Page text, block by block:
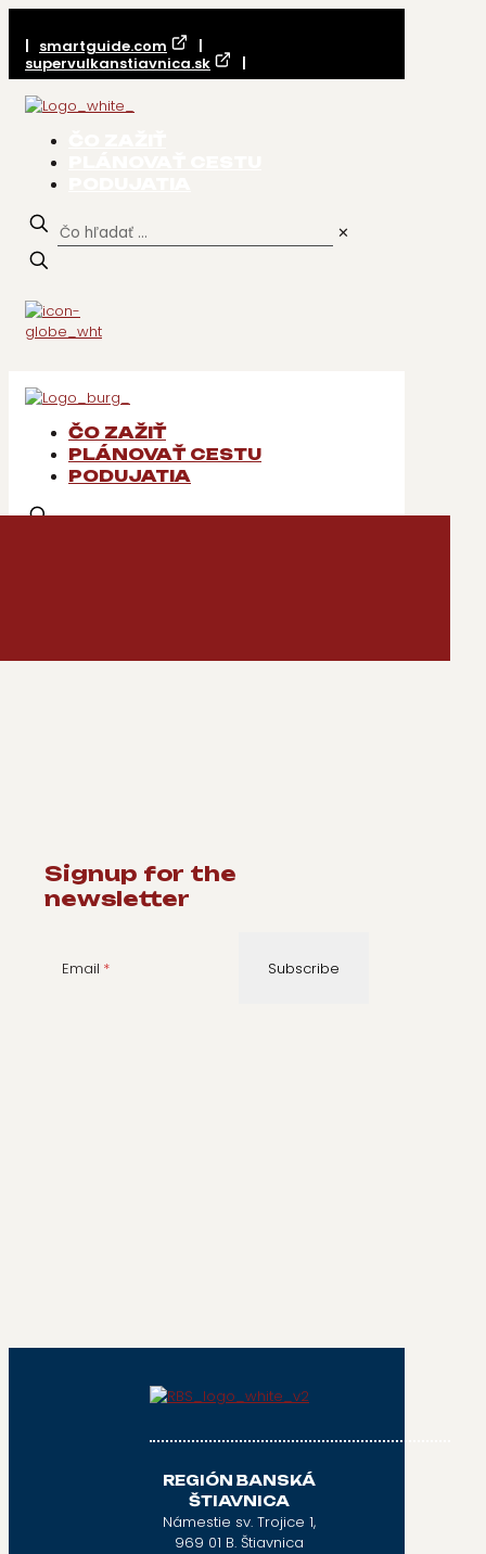
| smartguide.com
|
supervulkanstiavnica.sk
|
✕
ČO ZAŽIŤ
PLÁNOVAŤ CESTU
PODUJATIA
Signup for the
newsletter
Email
REGIÓN BANSKÁ
ŠTIAVNICA
Námestie sv. Trojice 1,
969 01 B. Štiavnica